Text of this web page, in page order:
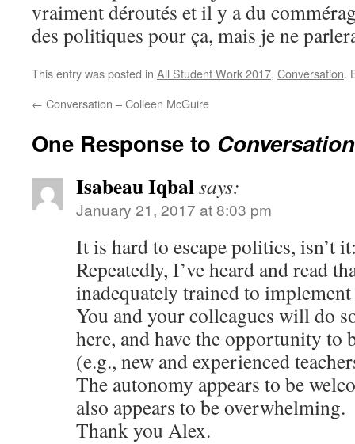
vraiment déroutés et il y a du
des politiques pour ça, mais je ne
This entry was posted in All Student Work 2017, Conversation.
← Conversation – Colleen McGuire
One Response to Conversation
Isabeau Iqbalsays:
January 21, 2017 at 8:03 pm
It is hard to escape politics, isn’t
Repeatedly, I’ve heard and read
inadequately trained to
You and your colleagues will do
here, and have the opportunity to
(e.g., new and experienced
The autonomy appears to be
also appears to be overwhelming.
Thank you Alex.